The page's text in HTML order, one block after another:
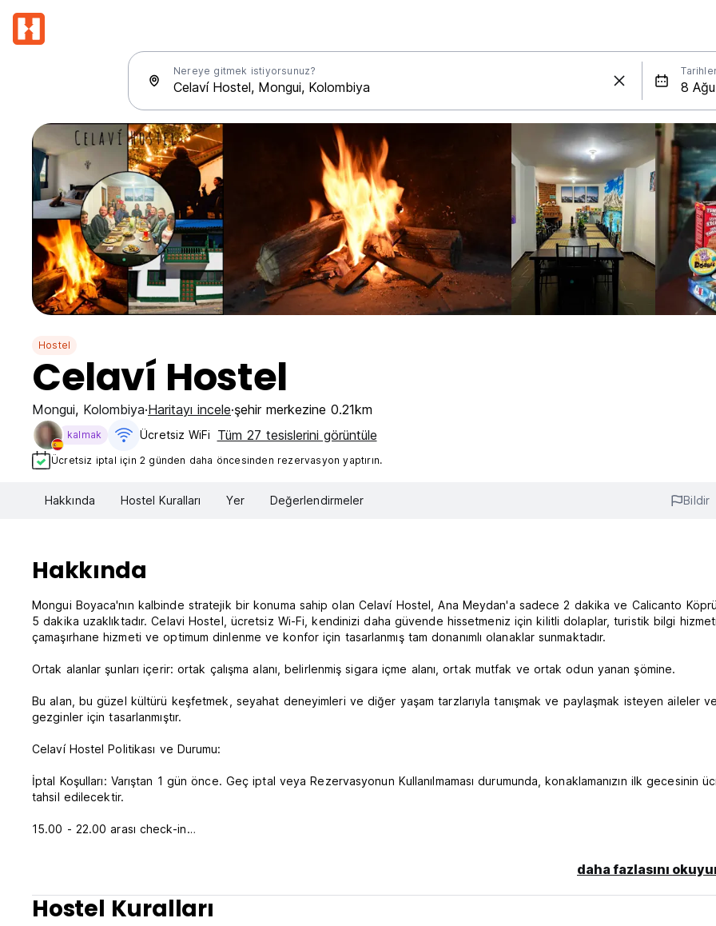
Nereye gitmek istiyorsunuz?
Hostel
Celaví Hostel
Mongui, Kolombiya Haritayı incele şehir merkezine 0.21km
kalmak Ücretsiz WiFi Tüm 27 tesislerini görüntüle
Ücretsiz iptal için 2 günden daha öncesinden rezervasyon yaptırın.
Hakkında Hostel Kuralları Yer Değerlendirmeler Bildir
Hakkında
Mongui Boyaca'nın kalbinde stratejik bir konuma sahip olan Celaví Hostel, Ana Meydan'a sadece 2 dakika ve Calicanto
5 dakika uzaklıktadır. Celavi Hostel, ücretsiz Wi-Fi, kendinizi daha güvende hissetmeniz için kilitli dolaplar, turistik bilgi
çamaşırhane hizmeti ve optimum dinlenme ve konfor için tasarlanmış tam donanımlı olanaklar sunmaktadır.
Ortak alanlar şunları içerir: ortak çalışma alanı, belirlenmiş sigara içme alanı, ortak mutfak ve ortak odun yanan şömine.
Bu alan, bu güzel kültürü keşfetmek, seyahat deneyimleri ve diğer yaşam tarzlarıyla tanışmak ve paylaşmak isteyen aileler
gezginler için tasarlanmıştır.
Celaví Hostel Politikası ve Durumu:
İptal Koşulları: Varıştan 1 gün önce. Geç iptal veya Rezervasyonun Kullanılmaması durumunda, konaklamanızın ilk gecesinin
tahsil edilecektir.
15.00 - 22.00 arası check-in
Vergiler dahil
Kahvaltı mevcut değil
daha fazlasını
Hostel Kuralları